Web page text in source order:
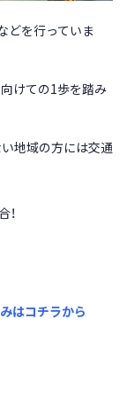
どを行っていま
けての1歩を踏み
地域の方には交通
！
はコチラから